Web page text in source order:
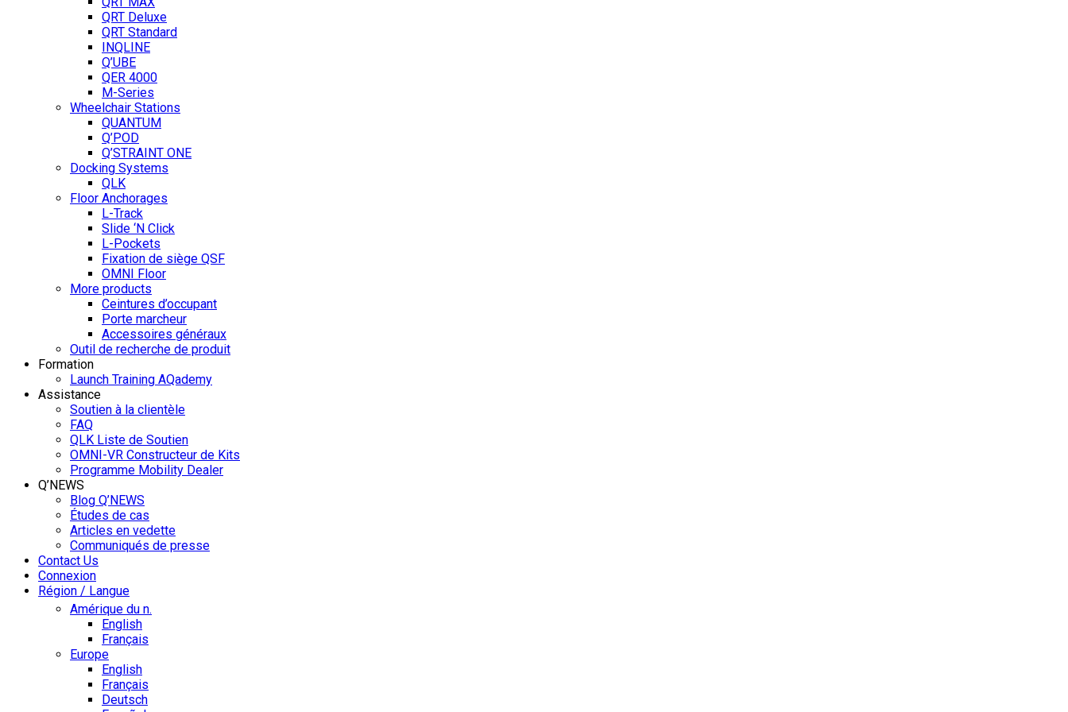
QRT Deluxe
QRT Standard
INQLINE
Q’UBE
QER 4000
M-Series
Wheelchair Stations
QUANTUM
Q’POD
Q’STRAINT ONE
Docking Systems
QLK
Floor Anchorages
L-Track
Slide ‘N Click
L-Pockets
Fixation de siège QSF
OMNI Floor
More products
Ceintures d’occupant
Porte marcheur
Accessoires généraux
Outil de recherche de produit
Formation
Launch Training AQademy
Assistance
Soutien à la clientèle
FAQ
QLK Liste de Soutien
OMNI-VR Constructeur de Kits
Programme Mobility Dealer
Q’NEWS
Blog Q’NEWS
Études de cas
Articles en vedette
Communiqués de presse
Contact Us
Connexion
Région / Langue
Amérique du n.
English
Français
Europe
English
Français
Deutsch